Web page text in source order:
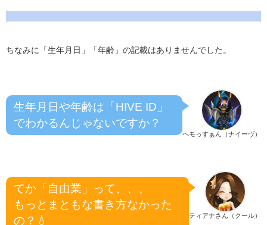
ちなみに「生年月日」「年齢」の記載はありませんでした。
ヘモっすぁん（ナイーヴ）
生年月日や年齢は「HIVE ID」
でわかるんじゃないですか？
ティアナさん（クール）
てか「自由業」って、、、
もっとまともな書き方なかった
の？💧